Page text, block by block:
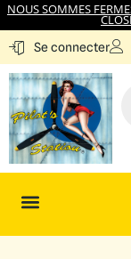
NOUS SOMMES
Se connecter